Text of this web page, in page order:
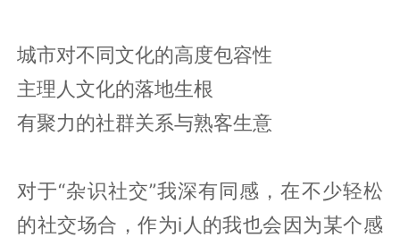
城市对不同文化的高度包容性
主理人文化的落地生根
有聚力的社群关系与熟客生意
对于“杂识社交”我深有同感，在不少轻松
的社交场合，作为i人的我也会因为某个感